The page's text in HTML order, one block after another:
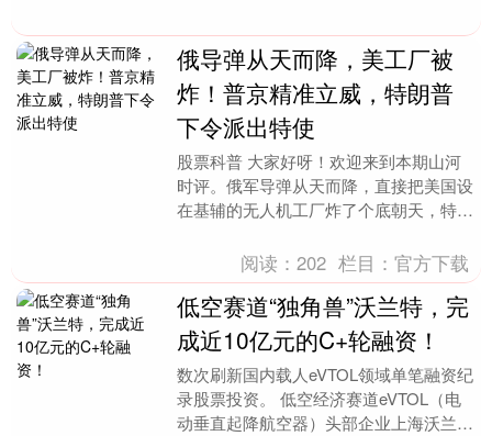
俄导弹从天而降，美工厂被
炸！普京精准立威，特朗普
下令派出特使
股票科普 大家好呀！欢迎来到本期山河
时评。俄军导弹从天而降，直接把美国设
在基辅的无人机工厂炸了个底朝天，特朗
火”！ 8月1日的....
阅读：202 栏目：官方下载
低空赛道“独角兽”沃兰特，完
成近10亿元的C+轮融资！
数次刷新国内载人eVTOL领域单笔融资纪
录股票投资。 低空经济赛道eVTOL（电
动垂直起降航空器）头部企业上海沃兰特